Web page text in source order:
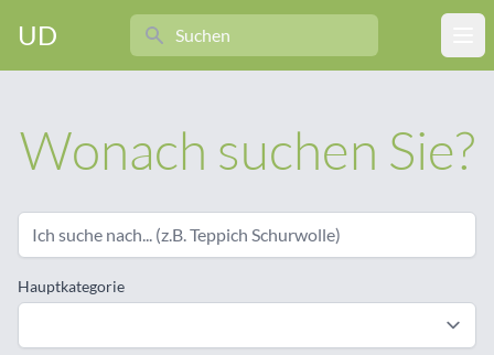
UD
Search
Wonach suchen Sie?
Hauptkategorie